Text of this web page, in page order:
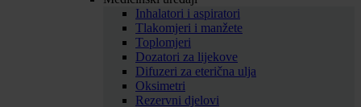
Inhalatori i aspiratori
Tlakomjeri i manžete
Toplomjeri
Dozatori za lijekove
Difuzeri za eterična ulja
Oksimetri
Rezervni djelovi